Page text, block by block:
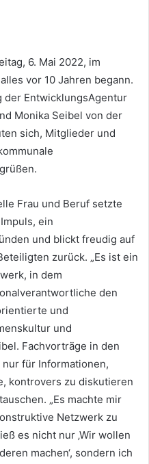
6. Mai 2022, im
vor 10 Jahren begann.
der EntwicklungsAgentur
Monika Seibel von der
sich, Mitglieder und
Frau und Beruf setzte
ein
und blickt freudig auf
zurück. „Es ist ein
in dem
den
und
und
Fachvorträge in den
für Informationen,
kontrovers zu diskutieren
„Es machte mir
Netzwerk zu
es nicht nur ‚Wir wollen
machen‘, sondern ich